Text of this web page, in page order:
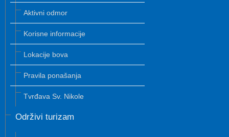
Aktivni odmor
Korisne informacije
Lokacije bova
Pravila ponašanja
Tvrđava Sv. Nikole
Održivi turizam